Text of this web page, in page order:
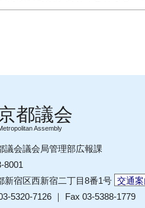
Assembly
議会議会局管理部広報課
8001
新宿区西新宿二丁目8番1号 交通
5320-7126 ｜ Fax 03-5388-1779